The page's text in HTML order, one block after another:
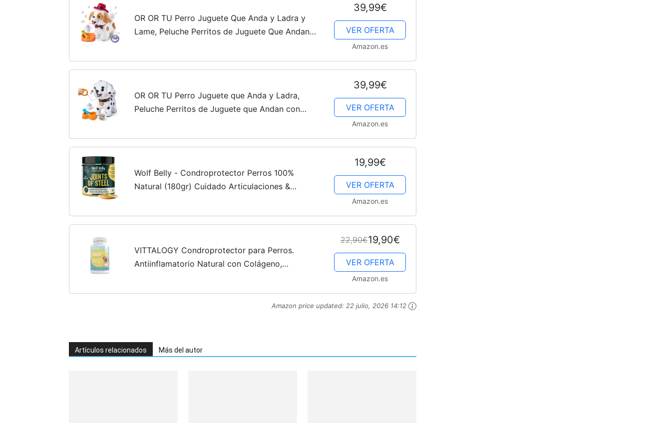
OR OR TU Perro Juguete Que Anda y Ladra y
Lame, Peluche Perritos de Juguete Que Andan
39,99€
VER OFERTA
Amazon.es
OR OR TU Perro Juguete que Anda y Ladra,
Peluche Perritos de Juguete que Andan con
39,99€
VER OFERTA
Amazon.es
Wolf Belly - Condroprotector Perros 100%
Natural (180gr) Cuidado Articulaciones &
19,99€
VER OFERTA
Amazon.es
VITTALOGY Condroprotector para Perros.
Antiinflamatorio Natural con Colágeno,
22,90€19,90€
VER OFERTA
Amazon.es
Amazon price updated: 22 julio, 2026 14:12
Artículos relacionados Más del autor